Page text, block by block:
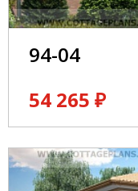
94-04
54 265 ₽